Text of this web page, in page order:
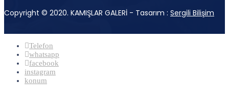
Copyright © 2020. KAMIŞLAR GALERİ - Tasarım : Sergili Bilişim
Telefon
whatsapp
facebook
instagram
konum